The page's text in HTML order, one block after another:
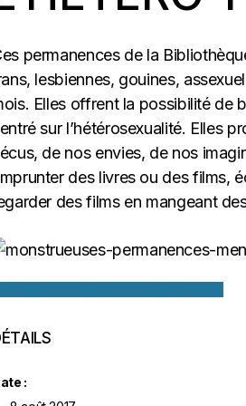
permanences de la
lesbiennes, gouines,
Elles offrent la possibilité de
sur l’hétérosexualité. Elles
de nos envies, de nos
des livres ou des films,
des films en mangeant
: